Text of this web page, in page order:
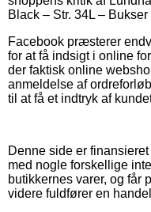
Black – Str. 34L –
Facebook præsterer
for at få indsigt i online
der faktisk online
anmeldelse af
til at få et indtryk af
Denne side er
med nogle forskellige
butikkernes varer, og får
videre fuldfører en